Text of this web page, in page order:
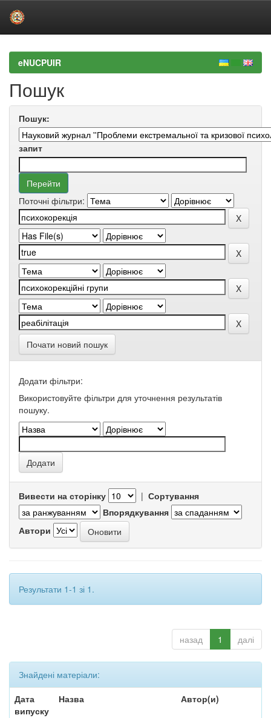
navigationeNUCPUIR
Пошук
Пошук:
запит
Поточні фільтри:
Почати новий пошук
Додати фільтри:
Використовуйте фільтри для уточнення результатів
пошуку.
Вивести на сторінку | Сортування
Впорядкування
Автори
Результати 1-1 зі 1.
назад 1 далі
Знайдені матеріали:
Дата
випуску
Назва Автор(и)